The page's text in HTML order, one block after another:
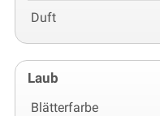
Duft
Laub
Blätterfarbe